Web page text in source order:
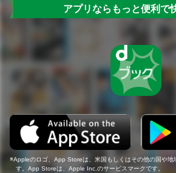
アプリならもっと便利で
Appleのロゴ、App Storeは、米国もしくはその他の国や
す。App Storeは、Apple Inc.のサービスマークです。